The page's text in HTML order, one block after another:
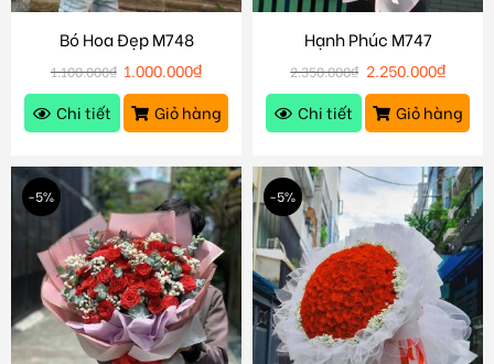
Bó Hoa Đẹp M748
1.100.000₫ 1.000.000₫
Chi tiết
Giỏ hàng
Hạnh Phúc M747
2.350.000₫ 2.250.000₫
Chi tiết
Giỏ hàng
-5% -5%